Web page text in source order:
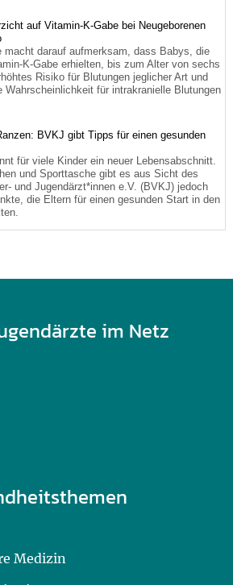
auf Vitamin-K-Gabe bei Neugeborenen
macht darauf aufmerksam, dass Babys, die
K-Gabe erhielten, bis zum Alter von sechs
Risiko für Blutungen jeglicher Art und
Wahrscheinlichkeit für intrakranielle Blutungen
BVKJ gibt Tipps für einen gesunden
für viele Kinder ein neuer Lebensabschnitt.
und Sporttasche gibt es aus Sicht des
und Jugendärzt*innen e.V. (BVKJ) jedoch
die Eltern für einen gesunden Start in den
im Netz
Medizin